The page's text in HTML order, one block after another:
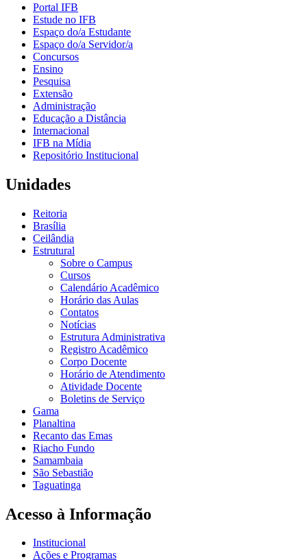
Portal IFB
Estude no IFB
Espaço do/a Estudante
Espaço do/a Servidor/a
Concursos
Ensino
Pesquisa
Extensão
Administração
Educação a Distância
Internacional
IFB na Mídia
Repositório Institucional
Unidades
Reitoria
Brasília
Ceilândia
Estrutural
Sobre o Campus
Cursos
Calendário Acadêmico
Horário das Aulas
Contatos
Notícias
Estrutura Administrativa
Registro Acadêmico
Corpo Docente
Horário de Atendimento
Atividade Docente
Boletins de Serviço
Gama
Planaltina
Recanto das Emas
Riacho Fundo
Samambaia
São Sebastião
Taguatinga
Acesso à Informação
Institucional
Ações e Programas